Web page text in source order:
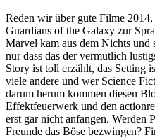
Reden wir über gute Filme
Guardians of the Galaxy zur
Marvel kam aus dem Nichts
nur dass das der vermutlich
Story ist toll erzählt, das Setting
viele andere und wer Science
darum herum kommen diesen
Effektfeuerwerk und den
erst gar nicht anfangen. Werden
Freunde das Böse bezwingen?